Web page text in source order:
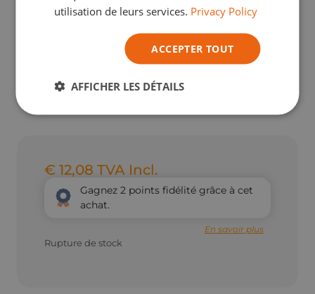
€ 12,08 TVA Incl.
En savoir plus
Gagnez 2 points fidélité grâce à cet
achat.
Rupture de stock
utilisation de leurs services. Privacy Policy
ACCEPTER TOUT
AFFICHER LES DÉTAILS